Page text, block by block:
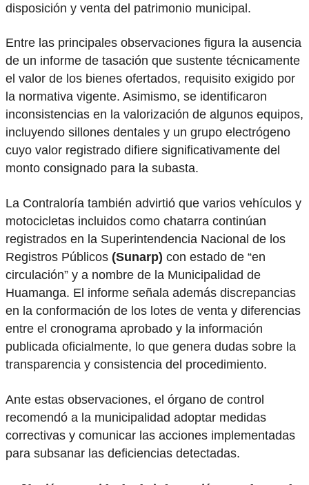
disposición y venta del patrimonio municipal.
Entre las principales observaciones figura la ausencia
de un informe de tasación que sustente técnicamente
el valor de los bienes ofertados, requisito exigido por
la normativa vigente. Asimismo, se identificaron
inconsistencias en la valorización de algunos equipos,
incluyendo sillones dentales y un grupo electrógeno
cuyo valor registrado difiere significativamente del
monto consignado para la subasta.
La Contraloría también advirtió que varios vehículos y
motocicletas incluidos como chatarra continúan
registrados en la Superintendencia Nacional de los
Registros Públicos (Sunarp) con estado de “en
circulación” y a nombre de la Municipalidad de
Huamanga. El informe señala además discrepancias
en la conformación de los lotes de venta y diferencias
entre el cronograma aprobado y la información
publicada oficialmente, lo que genera dudas sobre la
transparencia y consistencia del procedimiento.
Ante estas observaciones, el órgano de control
recomendó a la municipalidad adoptar medidas
correctivas y comunicar las acciones implementadas
para subsanar las deficiencias detectadas.